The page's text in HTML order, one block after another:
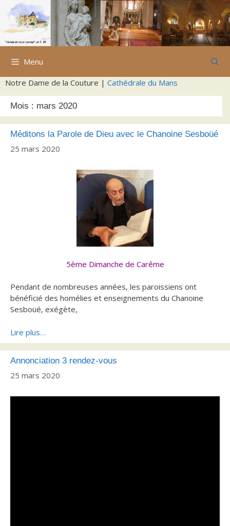
Aller
contenu
Menu
Notre Dame de la Couture | Cathédrale du Mans
Mois : mars 2020
Méditons la Parole de Dieu avec le Chanoine Sesboüé
25 mars 2020
5ème Dimanche de Carême
Pendant de nombreuses années, les paroissiens ont
bénéficié des homélies et enseignements du Chanoine
Sesboüé, exégète,
Lire plus…
Annonciation 3 rendez-vous
25 mars 2020